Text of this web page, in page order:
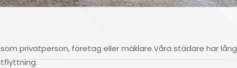
privatperson, företag eller mäklare.Våra städare har lång